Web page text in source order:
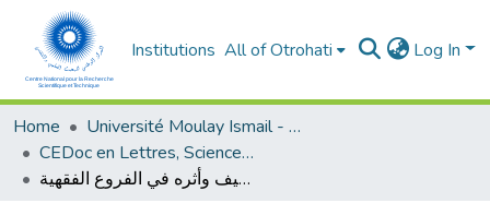
Institutions All of Otrohati Log In
Home
Université Moulay Ismail - Meknès
CEDoc en Lettres, Sciences Humaines, Arts et Sciences de l’Education (CED - LSHASE)
اختلاف العلماء في الحديث الضعيف وأثره في الفروع الفقهية